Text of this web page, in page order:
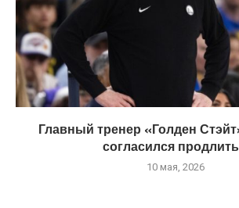
Главный тренер «Голден
согласился
10 мая, 2026